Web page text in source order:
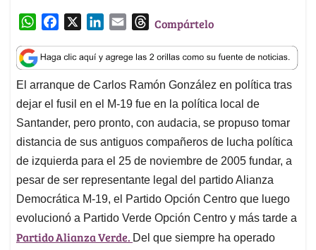
W
a
t
s
A
p
p
c
e
b
o
o
k
n
k
e
d
I
n
a
i
T
r
e
a
d
s
Compártelo
El arranque de Carlos Ramón González en política tras
dejar el fusil en el M-19 fue en la política local de
Santander, pero pronto, con audacia, se propuso tomar
distancia de sus antiguos compañeros de lucha política
de izquierda para el 25 de noviembre de 2005 fundar, a
pesar de ser representante legal del partido Alianza
Democrática M-19, el Partido Opción Centro que luego
evolucionó a Partido Verde Opción Centro y más tarde a
Partido Alianza Verde. Del que siempre ha operado